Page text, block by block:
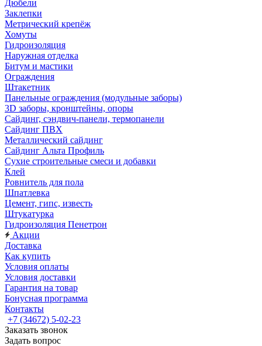
Дюбели
Заклепки
Метрический крепёж
Хомуты
Гидроизоляция
Наружная отделка
Битум и мастики
Ограждения
Штакетник
Панельные ограждения (модульные заборы)
3D заборы, кронштейны, опоры
Cайдинг, сэндвич-панели, термопанели
Сайдинг ПВХ
Металлический сайдинг
Сайдинг Альта Профиль
Сухие строительные смеси и добавки
Клей
Ровнитель для пола
Шпатлевка
Цемент, гипс, известь
Штукатурка
Гидроизоляция Пенетрон
Акции
Доставка
Как купить
Условия оплаты
Условия доставки
Гарантия на товар
Бонусная программа
Контакты
+7 (34672) 5-02-23
Заказать звонок
Задать вопрос